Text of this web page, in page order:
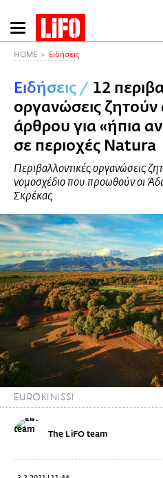
Παράκαμψη
προς
περιεχόμενο
HOME Ειδήσεις
Ειδήσεις / 12
οργανώσεις
άρθρου για «ήπια
σε περιοχές Natura
Περιβαλλοντικές οργανώσεις
νομοσχέδιο που προωθούν οι
Σκρέκας
EUROKINISSI
The LiFO team